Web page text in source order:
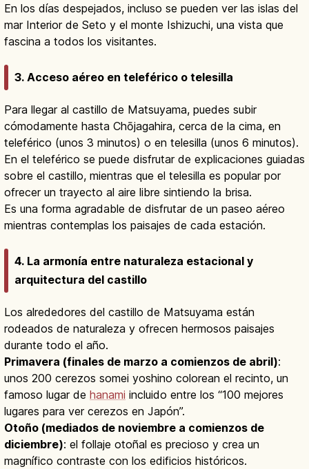
En los días despejados, incluso se pueden ver las islas del
mar Interior de Seto y el monte Ishizuchi, una vista que
fascina a todos los visitantes.
3. Acceso aéreo en teleférico o telesilla
Para llegar al castillo de Matsuyama, puedes subir
cómodamente hasta Chōjagahira, cerca de la cima, en
teleférico (unos 3 minutos) o en telesilla (unos 6 minutos).
En el teleférico se puede disfrutar de explicaciones guiadas
sobre el castillo, mientras que el telesilla es popular por
ofrecer un trayecto al aire libre sintiendo la brisa.
Es una forma agradable de disfrutar de un paseo aéreo
mientras contemplas los paisajes de cada estación.
4. La armonía entre naturaleza estacional y
arquitectura del castillo
Los alrededores del castillo de Matsuyama están
rodeados de naturaleza y ofrecen hermosos paisajes
durante todo el año.
Primavera (finales de marzo a comienzos de abril):
unos 200 cerezos somei yoshino colorean el recinto, un
famoso lugar de hanami incluido entre los “100 mejores
lugares para ver cerezos en Japón”.
Otoño (mediados de noviembre a comienzos de
diciembre): el follaje otoñal es precioso y crea un
magnífico contraste con los edificios históricos.